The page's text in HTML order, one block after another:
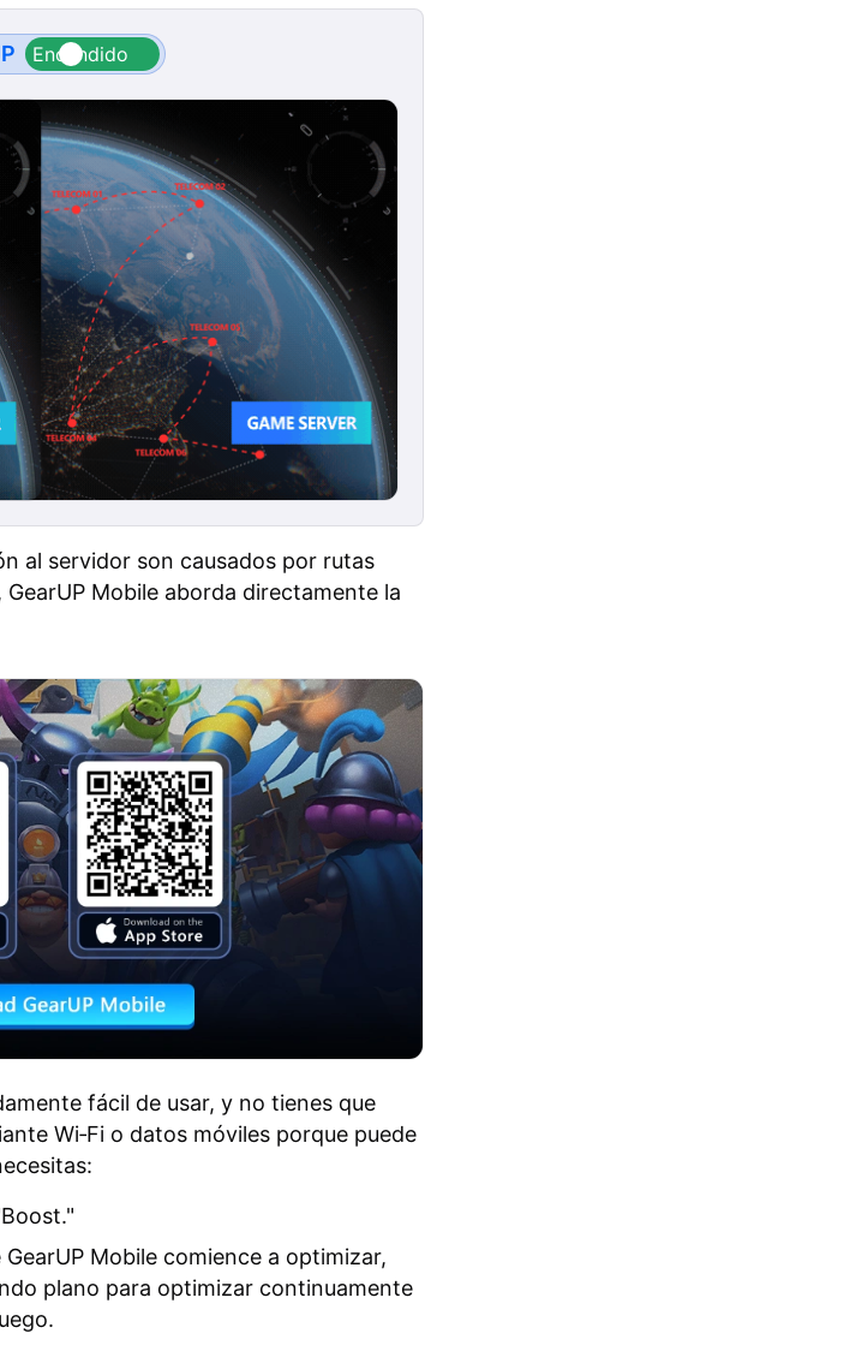
al servidor son causados por rutas
Mobile aborda directamente la
fácil de usar, y no tienes que
Wi‑Fi o datos móviles porque puede
Mobile comience a optimizar,
plano para optimizar continuamente